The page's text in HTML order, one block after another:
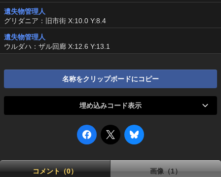
遺失物管理人
グリダニア：旧市街 X:10.0 Y:8.4
遺失物管理人
ウルダハ：ザル回廊 X:12.6 Y:13.1
名称をクリップボードにコピー
埋め込みコード表示
コメント（0） 画像（1）